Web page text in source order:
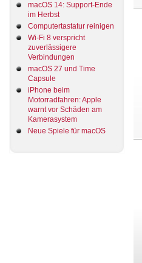
macOS 14: Support-Ende
im Herbst
Computertastatur reinigen
Wi-Fi 8 verspricht
zuverlässigere
Verbindungen
macOS 27 und Time
Capsule
iPhone beim
Motorradfahren: Apple
warnt vor Schäden am
Kamerasystem
Neue Spiele für macOS